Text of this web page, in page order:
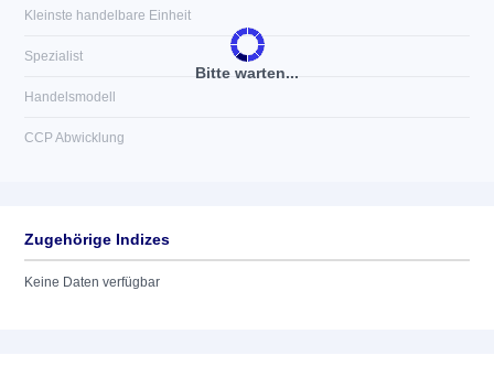
Bitte warten...
Kleinste handelbare Einheit
Spezialist
Handelsmodell
CCP Abwicklung
Zugehörige Indizes
Keine Daten verfügbar